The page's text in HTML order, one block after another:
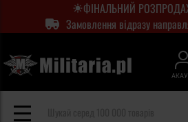
ФІНАЛЬНИЙ
Замовлення відразу